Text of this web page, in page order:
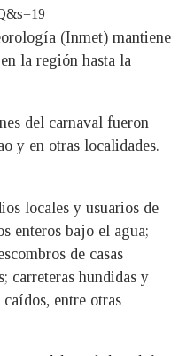
(Inmet) mantiene
la región hasta la
del carnaval fueron
y en otras localidades.
locales y usuarios de
enteros bajo el agua;
de casas
carreteras hundidas y
entre otras